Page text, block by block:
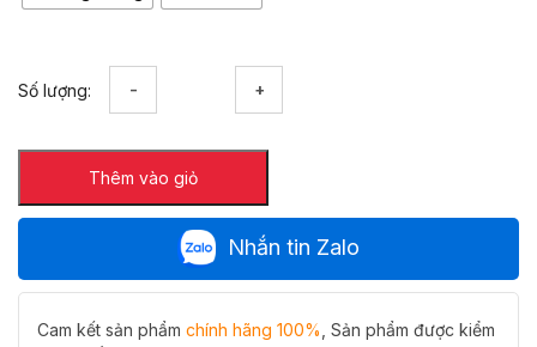
Số lượng:
Y-
642A
thiết
tinh
tế,
dụng
Thêm vào giỏ
Nhắn tin Zalo
Cam kết sản phẩm chính hãng 100% , Sản phẩm được kiểm